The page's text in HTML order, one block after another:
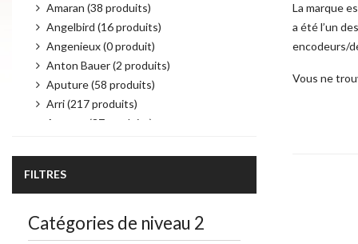
Amaran (38 produits)
Angelbird (16 produits)
Angenieux (0 produit)
Anton Bauer (2 produits)
Aputure (58 produits)
Arri (217 produits)
Atomos (37 produits)
Avenger (21 produits)
Avtec (4 produits)
Bebob (25 produits)
FILTRES
Catégories de niveau 2
La marque
a été l’un
encodeurs/
Vous ne